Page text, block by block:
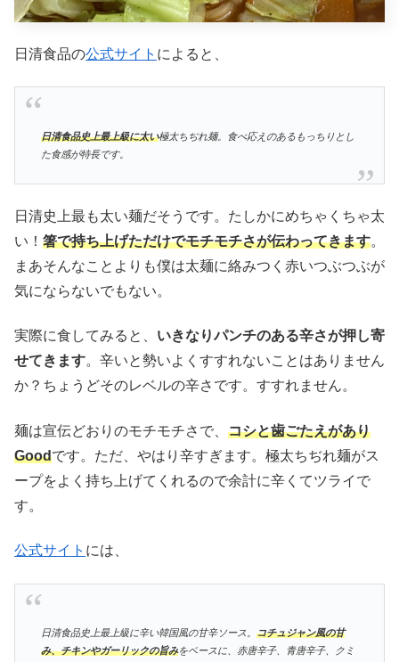
日清食品の公式サイト によると、
日清食品史上最上級に太い極太ちぢれ麺。食べ応えのあるもっちりとし
た食感が特長です。
日清史上最も太い麺だそうです。たしかにめちゃくちゃ太
い！ 箸で持ち上げただけでモチモチさが伝わってきます。
まあそんなことよりも僕は太麺に絡みつく赤いつぶつぶが
気にならないでもない。
実際に食してみると、 いきなりパンチのある辛さが押し寄
せてきます。辛いと勢いよくすすれないことはありません
か？ちょうどそのレベルの辛さです。すすれません。
麺は宣伝どおりのモチモチさで、 コシと歯ごたえがあり
Goodです。ただ、やはり辛すぎます。極太ちぢれ麺がス
ープをよく持ち上げてくれるので余計に辛くてツライで
す。
公式サイト には、
日清食品史上最上級に辛い韓国風の甘辛ソース。 コチュジャン風の甘
み、チキンやガーリックの旨みをベースに、赤唐辛子、青唐辛子、クミ